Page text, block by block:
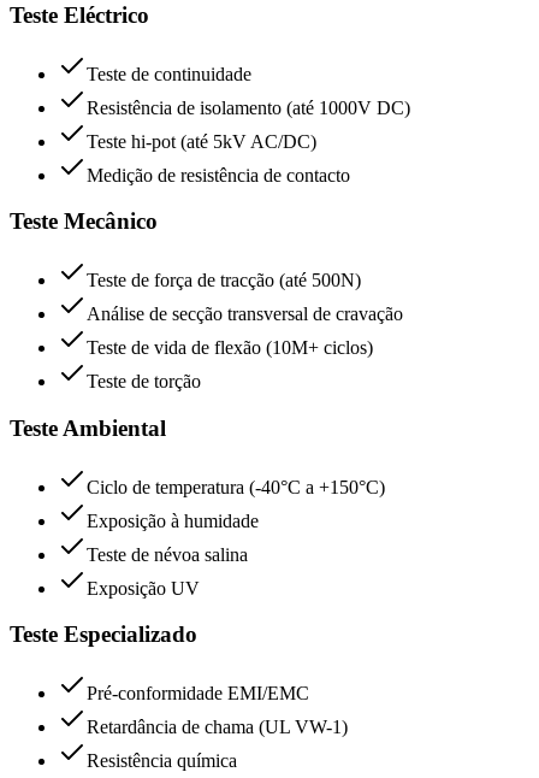
Teste Eléctrico
Teste de continuidade
Resistência de isolamento (até 1000V DC)
Teste hi-pot (até 5kV AC/DC)
Medição de resistência de contacto
Teste Mecânico
Teste de força de tracção (até 500N)
Análise de secção transversal de cravação
Teste de vida de flexão (10M+ ciclos)
Teste de torção
Teste Ambiental
Ciclo de temperatura (-40°C a +150°C)
Exposição à humidade
Teste de névoa salina
Exposição UV
Teste Especializado
Pré-conformidade EMI/EMC
Retardância de chama (UL VW-1)
Resistência química